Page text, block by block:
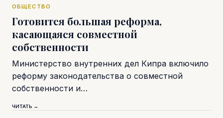
ОБЩЕСТВО
Готовится большая реформа,
касающаяся совместной
собственности
Министерство внутренних дел Кипра включило
реформу законодательства о совместной
собственности и…
ЧИТАТЬ →